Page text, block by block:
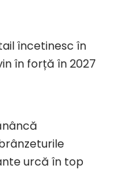
încetinesc în
în forță în 2027
urcă în top